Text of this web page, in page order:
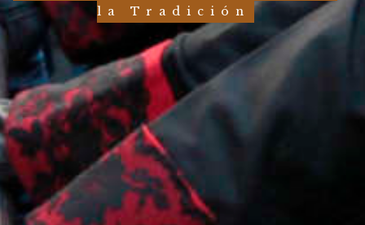
la Tradición